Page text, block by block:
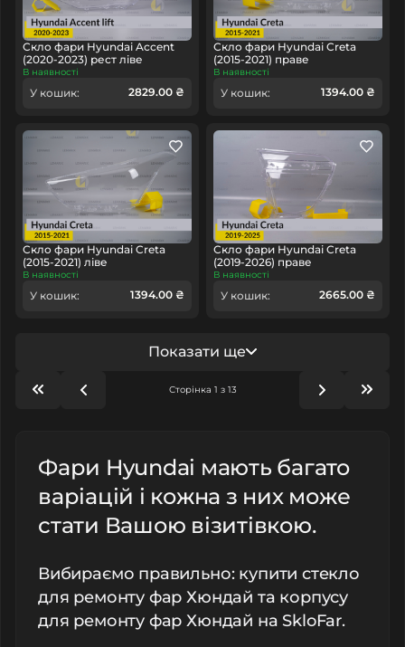
Скло фари Hyundai Accent
(2020-2023) рест ліве
В наявності
У кошик: 2829.00 ₴
Скло фари Hyundai Creta
(2015-2021) праве
В наявності
У кошик: 1394.00 ₴
Скло фари Hyundai Creta
(2015-2021) ліве
В наявності
У кошик: 1394.00 ₴
Скло фари Hyundai Creta
(2019-2026) праве
В наявності
У кошик: 2665.00 ₴
Показати ще
Сторінка 1 з 13
Фари Hyundai мають багато
варіацій і кожна з них може
стати Вашою візитівкою.
Вибираємо правильно: купити стекло
для ремонту фар Хюндай та корпусу
для ремонту фар Хюндай на SkloFar.